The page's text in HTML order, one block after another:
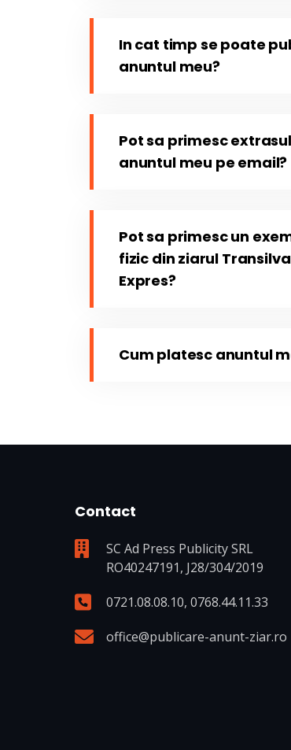
In cat timp se poate
anuntul meu?
Pot sa primesc
anuntul meu pe email?
Pot sa primesc un
fizic din ziarul
Expres?
Cum platesc anuntul
Contact
SC Ad Press Publicity SRL
RO40247191, J28/304/2019
0721.08.08.10, 0768.44.11.33
office@publicare-anunt-ziar.ro